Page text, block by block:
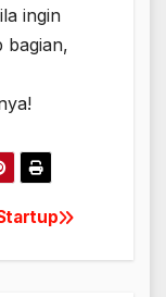
ingin
bagian,